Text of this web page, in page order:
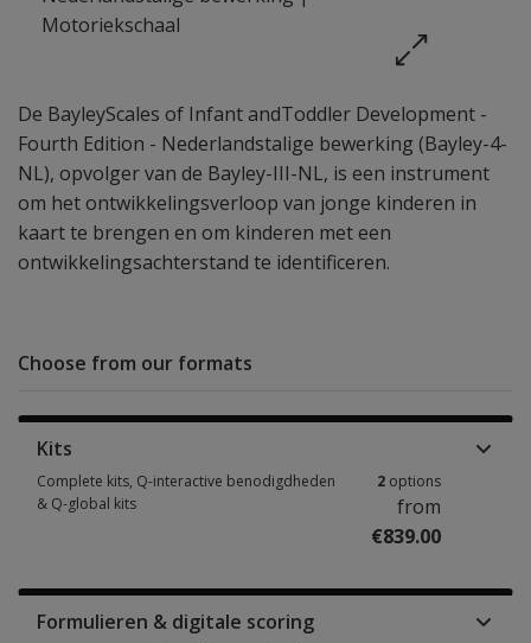
De BayleyScales of Infant andToddler Development -
Fourth Edition - Nederlandstalige bewerking (Bayley-4-
NL), opvolger van de Bayley-III-NL, is een instrument
om het ontwikkelingsverloop van jonge kinderen in
kaart te brengen en om kinderen met een
ontwikkelingsachterstand te identificeren.
Choose from our formats
Kits
Complete kits, Q-interactive benodigdheden
& Q-global kits
2 options
from
€839.00
Formulieren & digitale scoring